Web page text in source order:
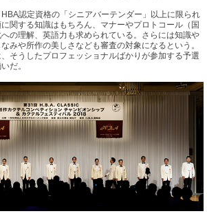
認定資格の「シニアバーテンダー」以上に限られ
関する知識はもちろん、マナーやプロトコール（国
の理解、英語力も求められている。さらには知識や
みや所作の美しさなども審査の対象になるという。
そうしたプロフェッショナルばかりが参加する予選
だ。